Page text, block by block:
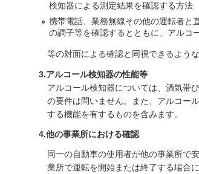
検知器による測定結果を確認する方法
携帯電話、業務無線その他の運転者と
の調子等を確認するとともに、アルコ
等の対面による確認と同視できるよう
3.アルコール検知器の性能等
アルコール検知器については、酒気帯
の要件は問いません。また、アルコー
する機能を有するものを含みます。
4.他の事業所における確認
同一の自動車の使用者が他の事業所で
業所で運転を開始または終了する場合